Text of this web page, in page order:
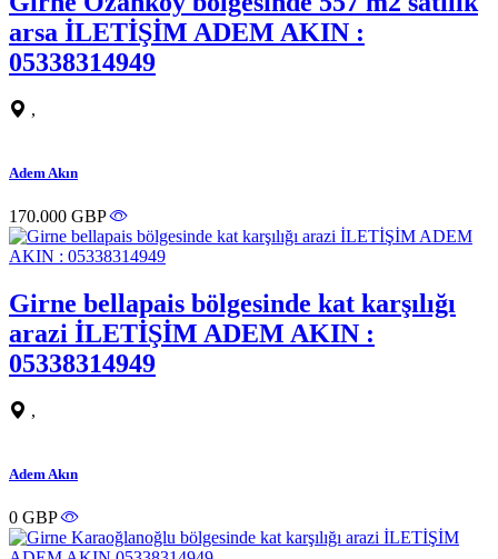
arsa İLETİŞİM ADEM AKIN :
05338314949
,
Adem Akın
170.000 GBP
Girne bellapais bölgesinde kat karşılığı
arazi İLETİŞİM ADEM AKIN :
05338314949
,
Adem Akın
0 GBP